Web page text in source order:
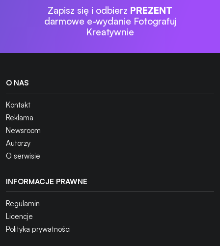
Zapisz się i odbierz PREZENT
darmowe e-wydanie Fotografuj
Kreatywnie
O NAS
Kontakt
Reklama
Newsroom
Autorzy
O serwisie
INFORMACJE PRAWNE
Regulamin
Licencje
Polityka prywatności